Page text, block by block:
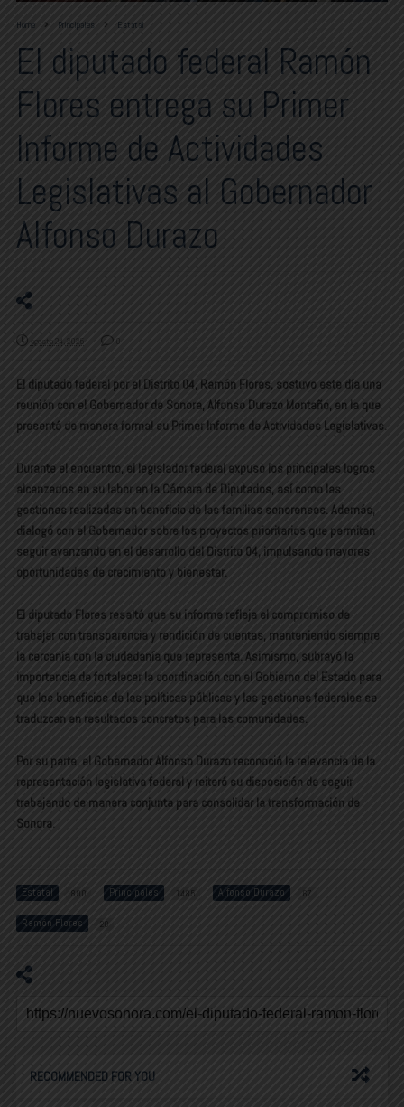
Home Principales Estatal
El diputado federal Ramón
Flores entrega su Primer
Informe de Actividades
Legislativas al Gobernador
Alfonso Durazo
agosto 24, 2025 0
El diputado federal por el Distrito 04, Ramón Flores, sostuvo este día una
reunión con el Gobernador de Sonora, Alfonso Durazo Montaño, en la que
presentó de manera formal su Primer Informe de Actividades Legislativas.
Durante el encuentro, el legislador federal expuso los principales logros
alcanzados en su labor en la Cámara de Diputados, así como las
gestiones realizadas en beneficio de las familias sonorenses. Además,
dialogó con el Gobernador sobre los proyectos prioritarios que permitan
seguir avanzando en el desarrollo del Distrito 04, impulsando mayores
oportunidades de crecimiento y bienestar.
El diputado Flores resaltó que su informe refleja el compromiso de
trabajar con transparencia y rendición de cuentas, manteniendo siempre
la cercanía con la ciudadanía que representa. Asimismo, subrayó la
importancia de fortalecer la coordinación con el Gobierno del Estado para
que los beneficios de las políticas públicas y las gestiones federales se
traduzcan en resultados concretos para las comunidades.
Por su parte, el Gobernador Alfonso Durazo reconoció la relevancia de la
representación legislativa federal y reiteró su disposición de seguir
trabajando de manera conjunta para consolidar la transformación de
Sonora.
Estatal 800 Principales 1485 Alfonso Durazo 67
Ramón Flores 28
RECOMMENDED FOR YOU